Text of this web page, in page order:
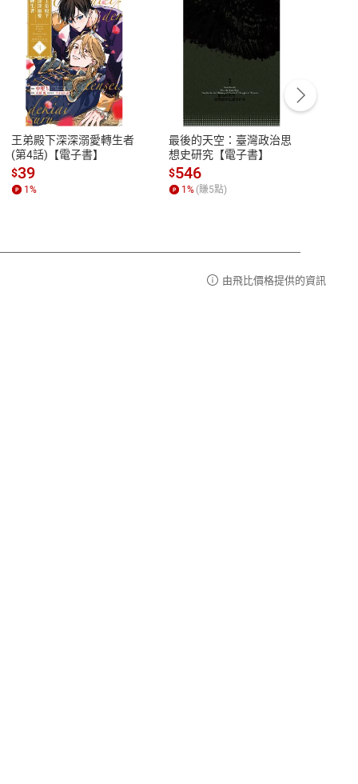
性
參
客服資訊
服務時間：週一到週五 10:00-12:00、
13:00-17:00 (國定假日及例假日休息)
客服電話：0080-1857077
王弟殿下深深溺愛轉生者
(第4話)【電子書】
$39
1%
最後的天空：臺灣政治思
想史研究【電子書】
$546
1% (賺5點)
由飛比價格提供的資訊